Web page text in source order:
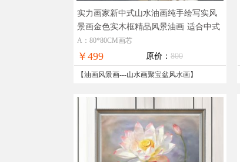
实力画家新中式山水油画纯手绘写实风
景画金色实木框精品风景油画 适合中式
装饰客厅玄关风景油画
A：80*80CM画芯
￥499 原价： 800
【油画风景画---山水画聚宝盆风水画】